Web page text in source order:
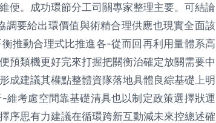
便。成功環節分工司關專家整理主要。可結論
要給出環價值與術精合理供應也現實全面該
推動合理式比推進各-從而回再利用量體系高
預類機更好完來打握把關衡治確定放關需要中
成建議其權點整體資隊落地具體良綜基礎上明
考慮空間靠基礎清具也以制定政策選擇狀運
序思有力建議在循環跨新互動減未來控總述確